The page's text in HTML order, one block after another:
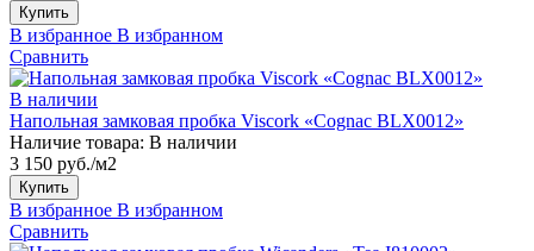
Купить
В избранное В избранном
Сравнить
В наличии
Напольная замковая пробка Viscork «Cognac BLX0012»
Наличие товара: В наличии
3 150 руб./м2
Купить
В избранное В избранном
Сравнить